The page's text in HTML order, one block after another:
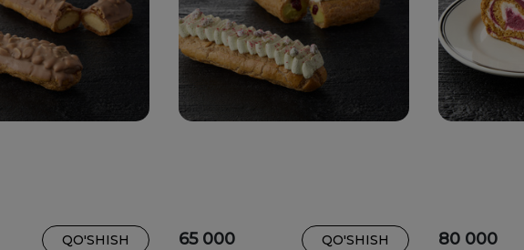
QO'SHISH 65 000 QO'SHISH 80 000